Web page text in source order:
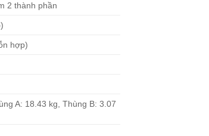
2 thành phần
hợp)
A: 18.43 kg, Thùng B: 3.07